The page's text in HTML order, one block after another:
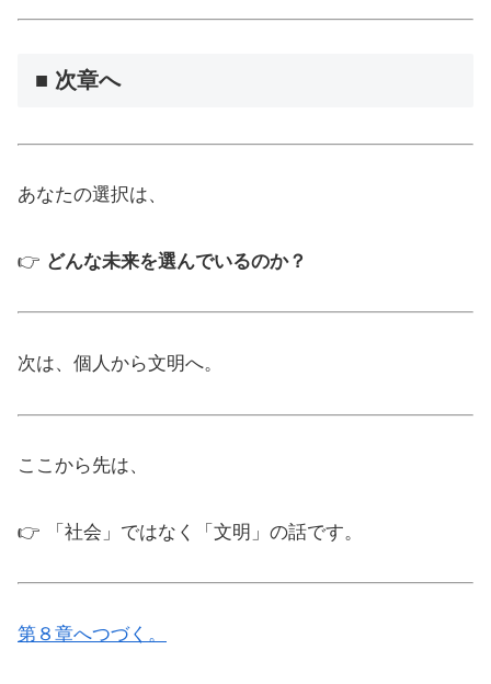
■ 次章へ
あなたの選択は、
👉 どんな未来を選んでいるのか？
次は、個人から文明へ。
ここから先は、
👉 「社会」ではなく「文明」の話です。
第８章へつづく。